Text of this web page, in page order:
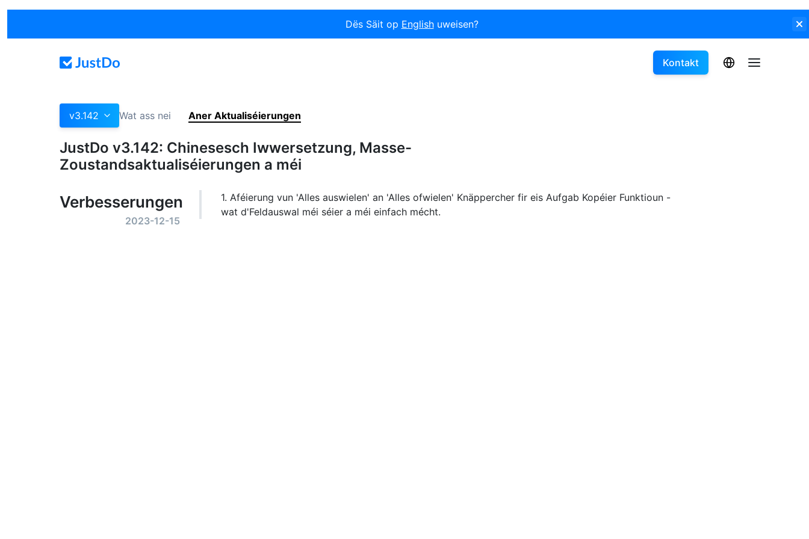
Dës Säit op Englishuweisen?
Kontakt
v3.142 Wat ass nei Aner Aktualiséierungen
JustDo v3.142: Chinesesch Iwwersetzung, Masse-
Zoustandsaktualiséierungen a méi
Verbesserungen
2023-12-15
1. Aféierung vun 'Alles auswielen' an 'Alles ofwielen' Knäppercher fir eis Aufgab Kopéier Funktioun -
wat d'Feldauswal méi séier a méi einfach mécht.